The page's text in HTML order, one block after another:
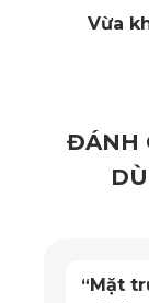
không cần
quá trình sử
Vừa
ĐÁNH
“ Mặt